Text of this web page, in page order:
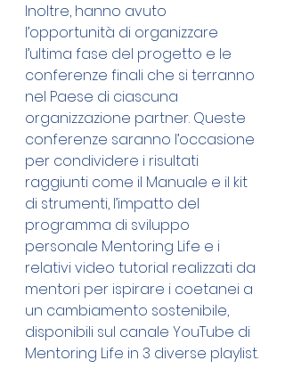
Inoltre, hanno avuto
l’opportunità di organizzare
l’ultima fase del progetto e le
conferenze finali che si terranno
nel Paese di ciascuna
organizzazione partner. Queste
conferenze saranno l’occasione
per condividere i risultati
raggiunti come il Manuale e il kit
di strumenti, l’impatto del
programma di sviluppo
personale Mentoring Life e i
relativi video tutorial realizzati da
mentori per ispirare i coetanei a
un cambiamento sostenibile,
disponibili sul canale YouTube di
Mentoring Life in 3 diverse playlist.